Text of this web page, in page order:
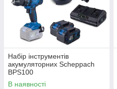
Набір інструментів
акумуляторних Scheppach
BPS100
В наявності